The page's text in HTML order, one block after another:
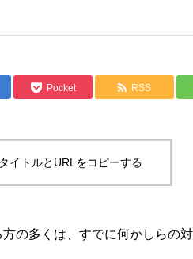
Pocket RSS
イトルとURLをコピーする
の多くは、すでに何かしらの